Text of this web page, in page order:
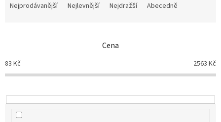
p
r
o
u
Nejprodávanější Nejlevnější Nejdražší Abecedně
Cena
83 Kč 2563 Kč